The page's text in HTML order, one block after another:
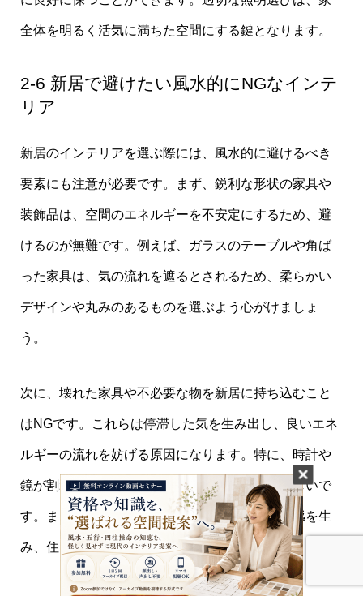
全体を明るく活気に満ちた空間にする鍵となります。
2-6 新居で避けたい風水的にNGなインテ
リア
新居のインテリアを選ぶ際には、風水的に避けるべき
要素にも注意が必要です。まず、鋭利な形状の家具や
装飾品は、空間のエネルギーを不安定にするため、避
けるのが無難です。例えば、ガラスのテーブルや角ば
った家具は、気の流れを遮るとされるため、柔らかい
デザインや丸みのあるものを選ぶよう心がけましょ
う。
次に、壊れた家具や不必要な物を新居に持ち込むこと
はNGです。これらは停滞した気を生み出し、良いエネ
ルギーの流れを妨げる原因になります。特に、時計や
鏡が割れている場合は早急に処分するのが望ましいで
す。また、大きすぎる家具やインテリアは圧迫感を生
み、住まいの気を重くします。